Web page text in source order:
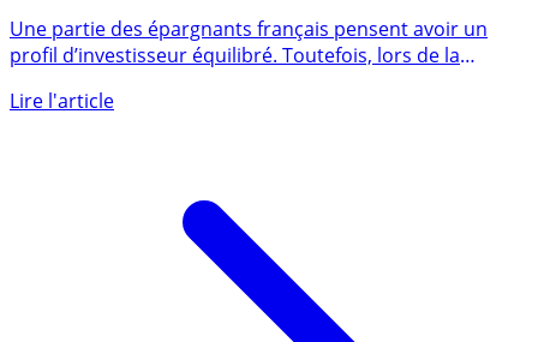
50% en ETF actions, l’erreur d’allocation la plus
fréquente
profil d’investisseur équilibré. Toutefois, lors de la